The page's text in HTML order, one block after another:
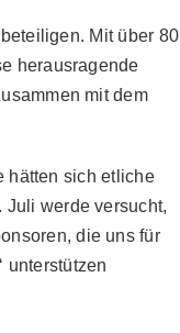
Mit über 80
herausragende
mit dem
hätten sich etliche
Juli werde versucht,
die uns für
unterstützen